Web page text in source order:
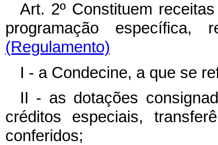
Art. 2º Constituem
programação
(Regulamento)
I - a Condecine, a que se
II - as dotações
créditos especiais,
conferidos;